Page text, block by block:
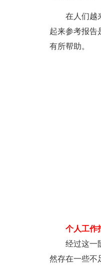
在人们越来
起来参考报告
有所帮助。
个人工作
经过这一阶
然存在一些不